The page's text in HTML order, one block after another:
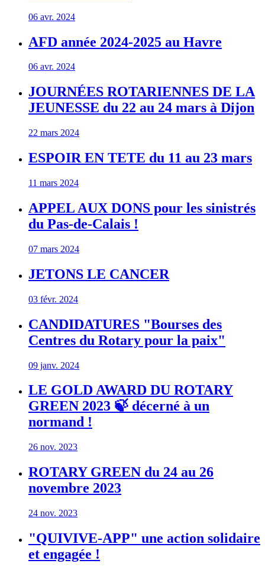
06 avr. 2024
AFD année 2024-2025 au Havre
06 avr. 2024
JOURNÉES ROTARIENNES DE LA
JEUNESSE du 22 au 24 mars à Dijon
22 mars 2024
ESPOIR EN TETE du 11 au 23 mars
11 mars 2024
APPEL AUX DONS pour les sinistrés
du Pas-de-Calais !
07 mars 2024
JETONS LE CANCER
03 févr. 2024
CANDIDATURES "Bourses des
Centres du Rotary pour la paix"
09 janv. 2024
LE GOLD AWARD DU ROTARY
GREEN 2023 🍃 décerné à un
normand !
26 nov. 2023
ROTARY GREEN du 24 au 26
novembre 2023
24 nov. 2023
"QUIVIVE-APP" une action solidaire
et engagée !